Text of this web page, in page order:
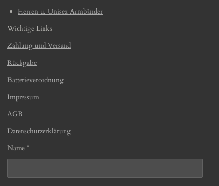
Herren u. Unisex Armbänder
Wichtige Links
Zahlung und Versand
Rückgabe
Batterieverordnung
Impressum
AGB
Datenschutzerklärung
Name *